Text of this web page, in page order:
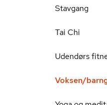
Stavgang
Tai Chi
Udendørs
Voksen/